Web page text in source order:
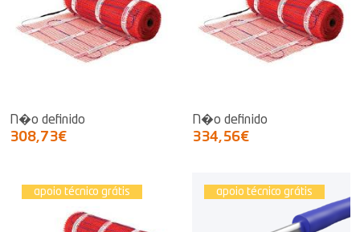
N�o definido
308,73€
N�o definido
334,56€
apoio técnico grátis apoio técnico grátis